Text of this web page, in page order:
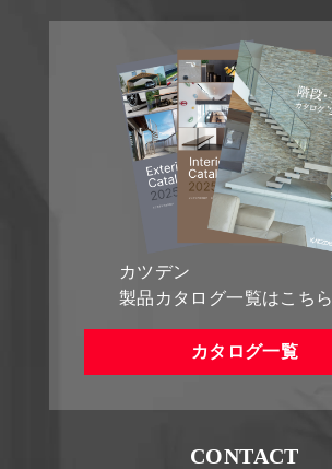
カツデン
製品カタログ一覧はこちら
カタログ一覧
CONTACT